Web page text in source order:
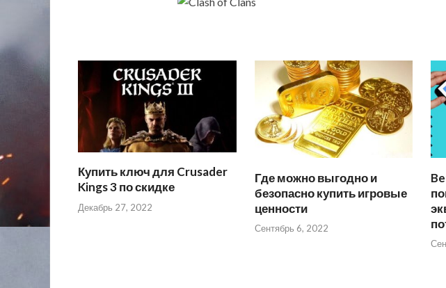
Купить ключ для Crusader
Kings 3 по скидке
Декабрь 27, 2022
Где можно выгодно и
безопасно купить игровые
ценности
Сентябрь 6, 2022